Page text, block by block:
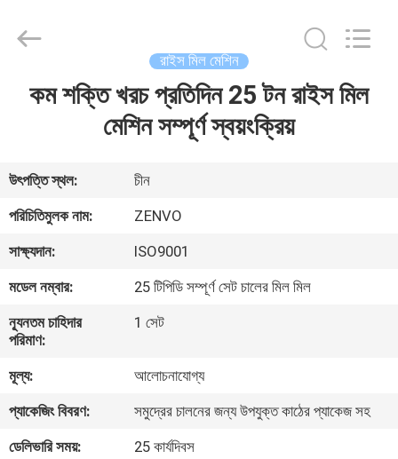
বাড়ি
আমাদের
সম্পর্কে
কারখানা
ভ্রমণ
মান
নিয়ন্ত্রণ
রাইস মিল মেশিন
কম শক্তি খরচ প্রতিদিন 25 টন রাইস মিল
মেশিন সম্পূর্ণ স্বয়ংক্রিয়
উৎপত্তি স্থল:
চীন
পরিচিতিমুলক নাম:
ZENVO
সাক্ষ্যদান:
ISO9001
মডেল নম্বার:
25 টিপিডি সম্পূর্ণ সেট চালের মিল মিল
ন্যূনতম চাহিদার
পরিমাণ:
1 সেট
মূল্য:
আলোচনাযোগ্য
প্যাকেজিং বিবরণ:
সমুদ্রের চালনের জন্য উপযুক্ত কাঠের প্যাকেজ সহ
ডেলিভারি সময়:
25 কার্যদিবস